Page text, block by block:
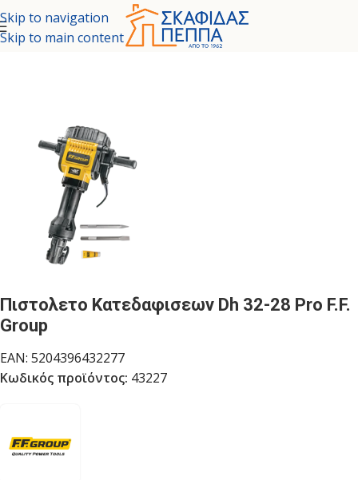
Skip to navigation
Skip to main content
ΚΗΠΟΣ/ΗΛΕΚΤΡΙΚΑ ΕΡΓΑΛΕΙΑ/ΠΕΡΙΣΤΡΟΦΙΚΑ ΠΙΣΤΟΛΕΤΑ
Πιστολετο Κατεδαφισεων Dh 32-28 Pro F.F.
Group
EAN: 5204396432277
Κωδικός προϊόντος: 43227